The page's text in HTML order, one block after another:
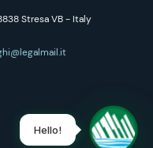
Stresa VB - Italy